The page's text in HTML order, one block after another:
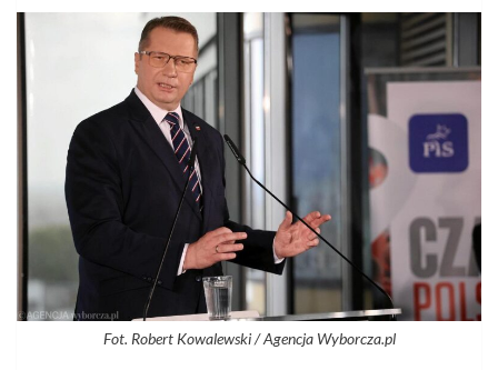
Fot. Robert Kowalewski / Agencja Wyborcza.pl